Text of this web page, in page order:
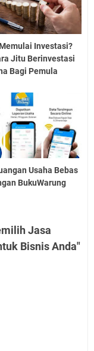
Investasi?
Jitu Berinvestasi
Bagi Pemula
Usaha Bebas
BukuWarung
Jasa
Bisnis Anda"